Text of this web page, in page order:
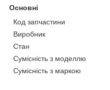
Основні
Код запчастини
Виробник
Стан
Сумісність з моделлю
Сумісність з маркою